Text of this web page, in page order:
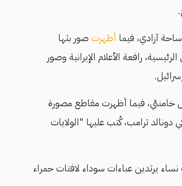
آزادي، فيما أظهرتصور بثها
رافعة الأعلام الإيرانية وصور
خامنئي، فيما أظهرت مقاطع مصورة
ترامب، كُتب عليها "الولايات
نساء يرتدين عباءات سوداء لافتات حمراء